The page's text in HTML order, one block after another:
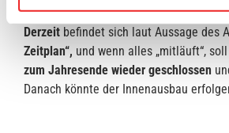
Derzeit befindet sich laut Aussage des
Zeitplan“, und wenn alles „mitläuft“,
zum Jahresende wieder geschlossen
Danach könnte der Innenausbau